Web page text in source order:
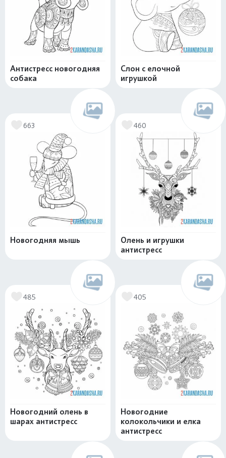
Антистресс новогодняя
собака
Слон с елочной
игрушкой
663
Новогодняя мышь
460
Олень и игрушки
антистресс
485
Новогодний олень в
шарах антистресс
405
Новогодние
колокольчики и елка
антистресс